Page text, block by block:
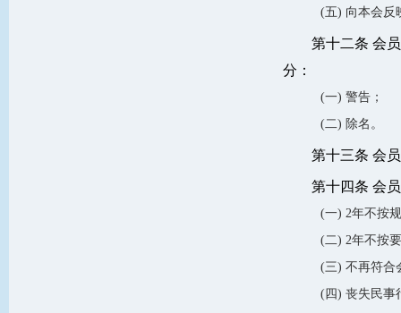
(五) 向本会反
第十二条 会
分：
(一) 警告；
(二) 除名。
第十三条 会
第十四条 会
(一) 2年不按
(二) 2年不按
(三) 不再符合
(四) 丧失民事